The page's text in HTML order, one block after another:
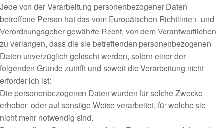
Jede von der Verarbeitung personenbezogener Daten
betroffene Person hat das vom Europäischen Richtlinien- und
Verordnungsgeber gewährte Recht, von dem Verantwortlichen
zu verlangen, dass die sie betreffenden personenbezogenen
Daten unverzüglich gelöscht werden, sofern einer der
folgenden Gründe zutrifft und soweit die Verarbeitung nicht
erforderlich ist:
Die personenbezogenen Daten wurden für solche Zwecke
erhoben oder auf sonstige Weise verarbeitet, für welche sie
nicht mehr notwendig sind.